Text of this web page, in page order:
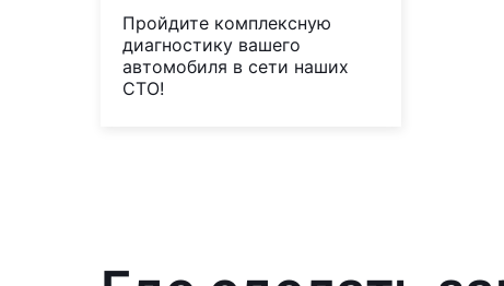
Пройдите комплексную
диагностику вашего
автомобиля в сети наших
СТО!